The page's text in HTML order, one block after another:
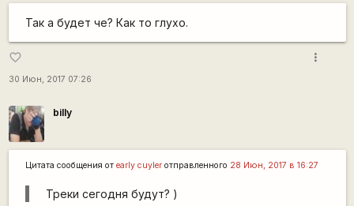
Так а будет че? Как то глухо.
favorite_border
30 Июн, 2017 07:26
more_vert
billy
Цитата сообщения от early cuylerотправленного 28 Июн, 2017 в 16:27
Треки сегодня будут? )